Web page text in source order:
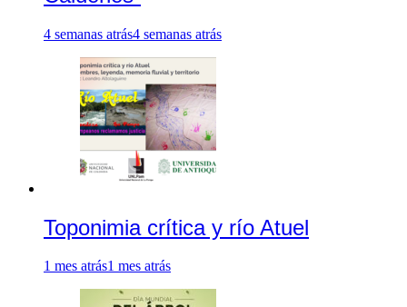
4 semanas atrás4 semanas atrás
Toponimia crítica y río Atuel
1 mes atrás1 mes atrás